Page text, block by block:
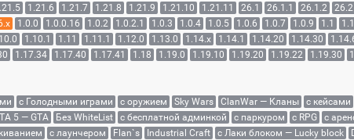
1.21.6 1.21.7 1.21.8 1.21.9 1.21.10 1.21.11 26.1 26.1.1 26.1.2 26.2
1.0.0 1.0.0.16 1.0.2 1.0.2.1 1.0.3 1.0.4 1.0.5 1.0.6 1.0.7 1.0.9 1.1
1.10.1 1.11 1.11.1 1.12.0 1.13.0 1.14.x 1.14.1 1.14.20 1.14.30
1.17.34 1.17.40 1.17.41 1.18 1.19.0 1.19.10 1.19.20 1.19.22 1.19.30
с Голодными играми с оружием Sky Wars ClanWar — Кланы с кейсами
5 — GTA Без WhiteList с бесплатной админкой с паркуром с RPG с
с лаунчером Flan`s Industrial Craft с Лаки блоком — Lucky block